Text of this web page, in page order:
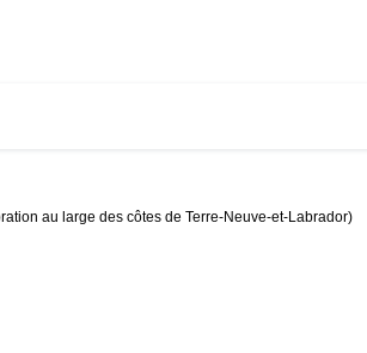
au large des côtes de Terre-Neuve-et-Labrador)